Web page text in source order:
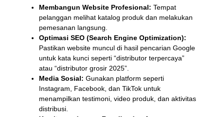
Membangun Website Profesional: Tempat
pelanggan melihat katalog produk dan melakukan
pemesanan langsung.
Optimasi SEO (Search Engine Optimization):
Pastikan website muncul di hasil pencarian Google
untuk kata kunci seperti “distributor terpercaya”
atau “distributor grosir 2025”.
Media Sosial: Gunakan platform seperti
Instagram, Facebook, dan TikTok untuk
menampilkan testimoni, video produk, dan aktivitas
distribusi.